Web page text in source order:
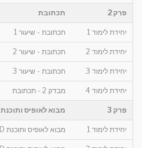
פרק 2 תכתובת
יחידת לימוד 1 תכתובת - שיעור 1
יחידת לימוד 2 תכתובת - שיעור 2
יחידת לימוד 3 תכתובת - שיעור 3
יחידת לימוד 4 מבדק 2 - תכתובת
פרק 3 מבוא לאופיס ותוכנת WORD
יחידת לימוד 1 מבוא לאופיס ותוכנת WORD - שיעור 1